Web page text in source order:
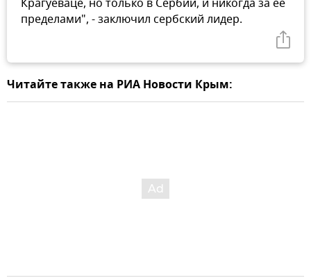
Крагуеваце, но только в Сербии, и никогда за ее
пределами", - заключил сербский лидер.
Читайте также на РИА Новости Крым: